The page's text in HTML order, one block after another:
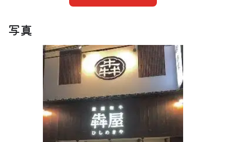
写真